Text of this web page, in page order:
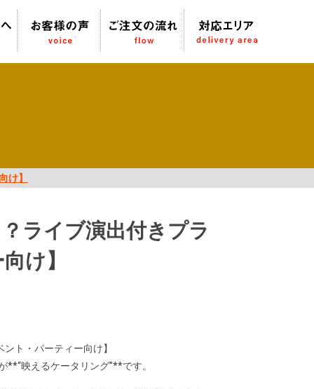
け】
ライブ演出付きプラ
け】
ト・パーティー向け】
映えるケータリング”**です。